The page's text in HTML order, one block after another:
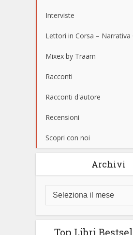
Interviste
Lettori in Corsa – Narrativa
Mixex by Traam
Racconti
Racconti d'autore
Recensioni
Scopri con noi
Archivi
Top Libri